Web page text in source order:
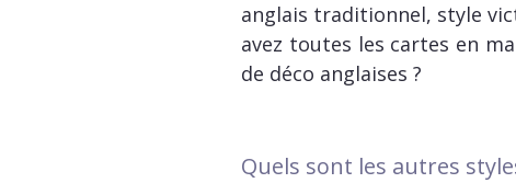
anglais traditionnel, style
avez toutes les cartes en
de déco anglaises ?
Quels sont les autres